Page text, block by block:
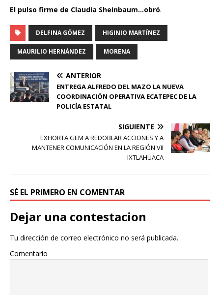
El pulso firme de Claudia Sheinbaum…obró.
DELFINA GÓMEZ HIGINIO MARTÍNEZ
MAURILIO HERNÁNDEZ MORENA
ANTERIOR
ENTREGA ALFREDO DEL MAZO LA NUEVA
COORDINACIÓN OPERATIVA ECATEPEC DE LA
POLICÍA ESTATAL
SIGUIENTE
EXHORTA GEM A REDOBLAR ACCIONES Y A
MANTENER COMUNICACIÓN EN LA REGIÓN VII
IXTLAHUACA
SÉ EL PRIMERO EN COMENTAR
Dejar una contestacion
Tu dirección de correo electrónico no será publicada.
Comentario